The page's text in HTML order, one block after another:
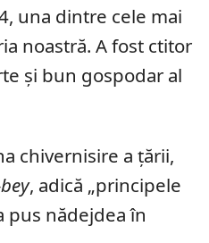
una dintre cele mai
noastră. A fost ctitor
și bun gospodar al
chivernisire a țării,
, adică „principele
pus nădejdea în